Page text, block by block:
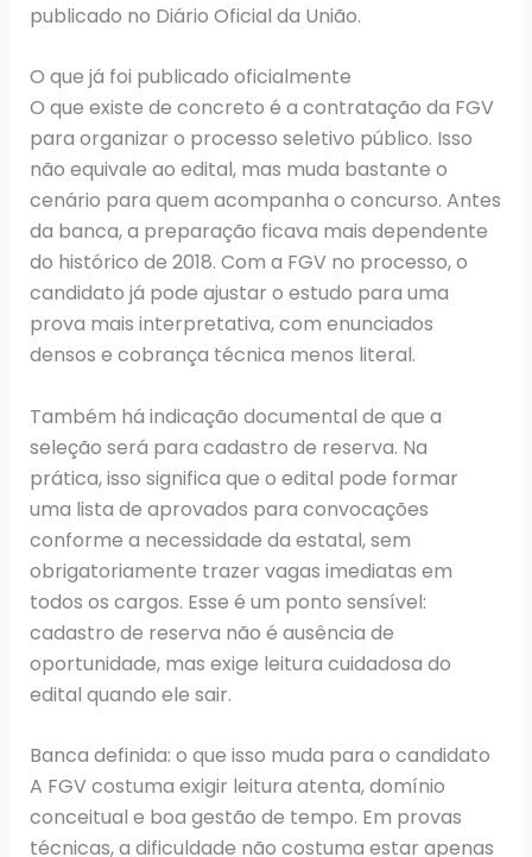
publicado no Diário Oficial da União.
O que já foi publicado oficialmente
O que existe de concreto é a contratação da FGV
para organizar o processo seletivo público. Isso
não equivale ao edital, mas muda bastante o
cenário para quem acompanha o concurso. Antes
da banca, a preparação ficava mais dependente
do histórico de 2018. Com a FGV no processo, o
candidato já pode ajustar o estudo para uma
prova mais interpretativa, com enunciados
densos e cobrança técnica menos literal.
Também há indicação documental de que a
seleção será para cadastro de reserva. Na
prática, isso significa que o edital pode formar
uma lista de aprovados para convocações
conforme a necessidade da estatal, sem
obrigatoriamente trazer vagas imediatas em
todos os cargos. Esse é um ponto sensível:
cadastro de reserva não é ausência de
oportunidade, mas exige leitura cuidadosa do
edital quando ele sair.
Banca definida: o que isso muda para o candidato
A FGV costuma exigir leitura atenta, domínio
conceitual e boa gestão de tempo. Em provas
técnicas, a dificuldade não costuma estar apenas